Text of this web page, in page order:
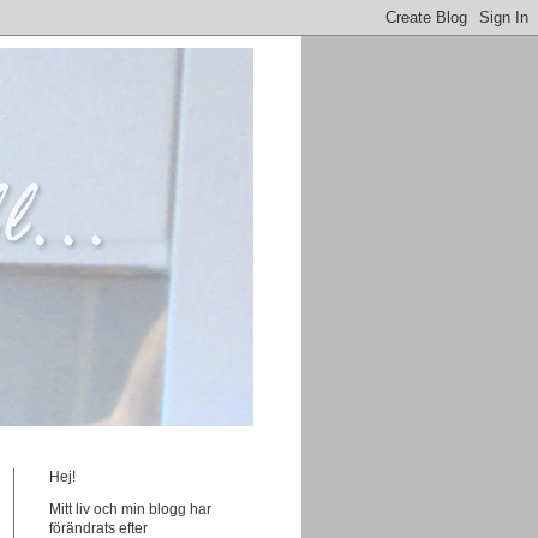
Hej!
Mitt liv och min blogg har
förändrats efter